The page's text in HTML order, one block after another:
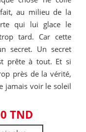
au milieu de la
qui lui glace le
tard. Car cette
secret. Un secret
prête à tout. Et si
près de la vérité,
jamais voir le soleil
TND